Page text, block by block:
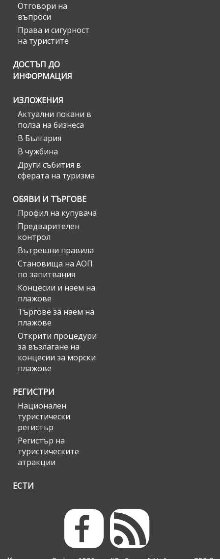
Отговори на
въпроси
Права и сигурност
на туристите
ДОСТЪП ДО
ИНФОРМАЦИЯ
ИЗЛОЖЕНИЯ
Актуални покани в
полза на бизнеса
В България
В чужбина
Други събития в
сферата на туризма
ОБЯВИ И ТЪРГОВЕ
Профил на купувача
Предварителен
контрол
Вътрешни правила
Становища на АОП
по запитвания
Концесии и наем на
плажове
Търгове за наем на
плажове
Открити процедури
за възлагане на
концесии за морски
плажове
РЕГИСТРИ
Национален
туристически
регистър
Регистър на
туристическите
атракции
ЕСТИ